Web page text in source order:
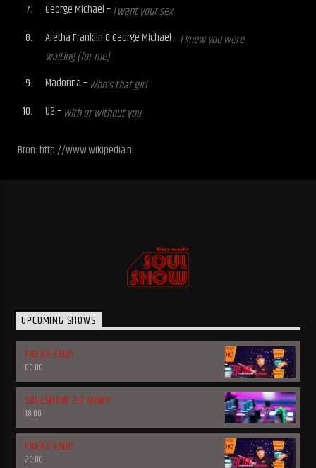
George Michael –I want your sex
Aretha Franklin & George Michael –I knew you were
waiting (for me)
Madonna – Who’s that girl
U2 – With or without you
Bron: http://www.wikipedia.nl
UPCOMING SHOWS
FREAK-END!
00:00
SOULSHOW 2.0 NOW!!
18:00
FREAK-END!
20:00